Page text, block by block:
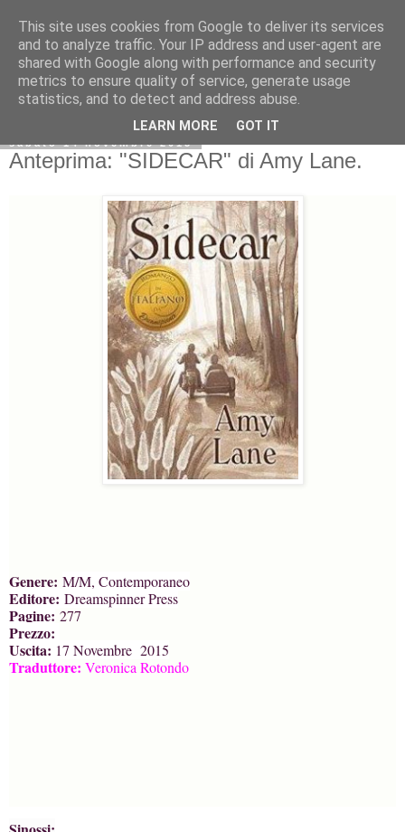
sabato 14 novembre 2015
Anteprima: "SIDECAR" di Amy Lane.
Genere: M/M, Contemporaneo
Editore: Dreamspinner Press
Pagine: 277
Prezzo:
Uscita: 17 Novembre 2015
Traduttore: Veronica Rotondo
This site uses cookies from Google to deliver its services
and to analyze traffic. Your IP address and user-agent are
shared with Google along with performance and security
metrics to ensure quality of service, generate usage
statistics, and to detect and address abuse.
LEARN MORE GOT IT